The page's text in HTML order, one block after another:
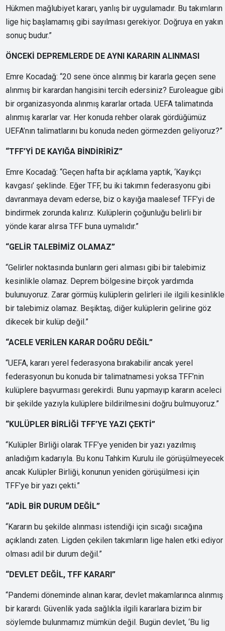
Hükmen mağlubiyet kararı, yanlış bir uygulamadır. Bu takımların
lige hiç başlamamış gibi sayılması gerekiyor. Doğruya en yakın
sonuç budur.”
ÖNCEKİ DEPREMLERDE DE AYNI KARARIN ALINMASI
Emre Kocadağ: “20 sene önce alınmış bir kararla geçen sene
alınmış bir karardan hangisini tercih edersiniz? Euroleague gibi
bir organizasyonda alınmış kararlar ortada. UEFA talimatında
alınmış kararlar var. Her konuda rehber olarak gördüğümüz
UEFA’nın talimatlarını bu konuda neden görmezden geliyoruz?”
“TFF’Yİ DE KAYIĞA BİNDİRİRİZ”
Emre Kocadağ: “Geçen hafta bir açıklama yaptık, ‘Kayıkçı
kavgası’ şeklinde. Eğer TFF, bu iki takımın federasyonu gibi
davranmaya devam ederse, biz o kayığa maalesef TFF’yi de
bindirmek zorunda kalırız. Kulüplerin çoğunluğu belirli bir
yönde karar alırsa TFF buna uymalıdır.”
“GELİR TALEBİMİZ OLAMAZ”
“Gelirler noktasında bunların geri alıması gibi bir talebimiz
kesinlikle olamaz. Deprem bölgesine birçok yardımda
bulunuyoruz. Zarar görmüş kulüplerin gelirleri ile ilgili kesinlikle
bir talebimiz olamaz. Beşiktaş, diğer kulüplerin gelirine göz
dikecek bir kulüp değil.”
“ACELE VERİLEN KARAR DOĞRU DEĞİL”
“UEFA, kararı yerel federasyona bırakabilir ancak yerel
federasyonun bu konuda bir talimatnamesi yoksa TFF’nin
kulüplere başvurması gerekirdi. Bunu yapmayıp kararın aceleci
bir şekilde yazıyla kulüplere bildirilmesini doğru bulmuyoruz.”
“KULÜPLER BİRLİĞİ TFF’YE YAZI ÇEKTİ”
“Kulüpler Birliği olarak TFF’ye yeniden bir yazı yazılmış
anladığım kadarıyla. Bu konu Tahkim Kurulu ile görüşülmeyecek
ancak Kulüpler Birliği, konunun yeniden görüşülmesi için
TFF’ye bir yazı çekti.”
“ADİL BİR DURUM DEĞİL”
“Kararın bu şekilde alınması istendiği için sıcağı sıcağına
açıklandı zaten. Ligden çekilen takımların lige halen etki ediyor
olması adil bir durum değil.”
“DEVLET DEĞİL, TFF KARARI”
“Pandemi döneminde alınan karar, devlet makamlarınca alınmış
bir karardı. Güvenlik yada sağlıkla ilgili kararlara bizim bir
söylemde bulunmamız mümkün değil. Bugün devlet, ‘Bu lig